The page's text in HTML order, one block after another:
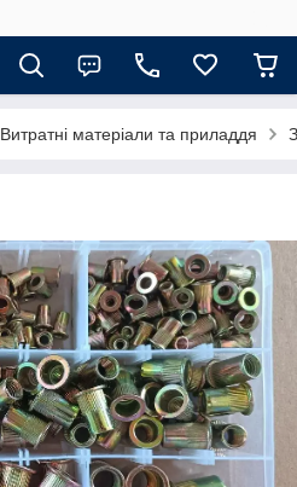
Витратні матеріали та приладдя